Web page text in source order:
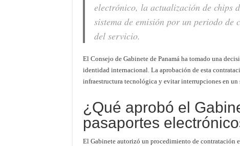
electrónico, la actualización de chips
sistema de emisión por un periodo
del servicio.
El Consejo de Gabinete de Panamá ha tomado una
identidad internacional. La aprobación de esta
infraestructura tecnológica y evitar interrupciones en un
¿Qué aprobó el
pasaportes
El Gabinete autorizó un procedimiento de contratación